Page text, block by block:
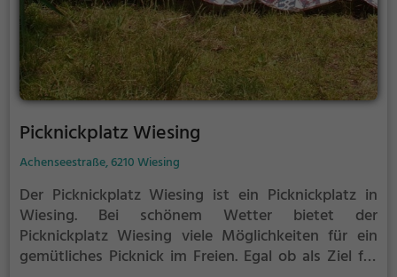
Picknickplatz Wiesing
Achenseestraße, 6210 Wiesing
Der Picknickplatz Wiesing ist ein Picknickplatz in
Wiesing. Bei schönem Wetter bietet der
Picknickplatz Wiesing viele Möglichkeiten für ein
gemütliches Picknick im Freien. Egal ob als Ziel für